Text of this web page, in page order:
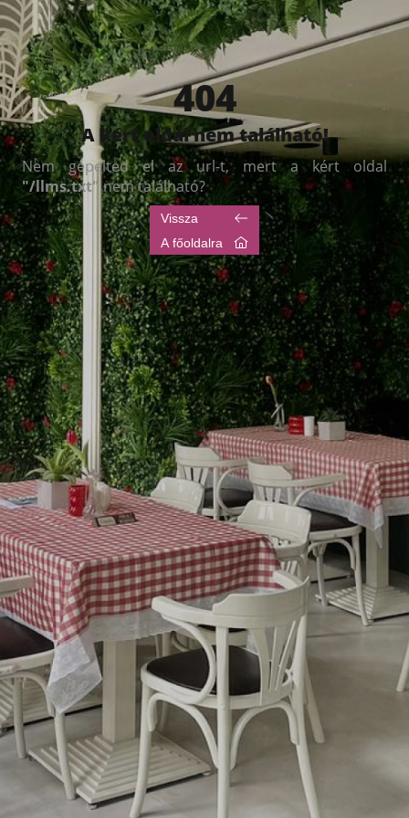
404
A kért oldal nem található!
Nem gépelted el az url-t, mert a kért oldal
"/llms.txt" nem található?
Vissza
A főoldalra